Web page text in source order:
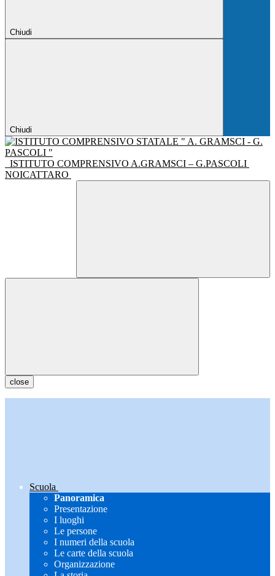
Chiudi
Chiudi
ISTITUTO COMPRENSIVO A.GRAMSCI – G.PASCOLI
NOICATTARO
close
Scuola
Panoramica
Presentazione
I luoghi
Le persone
I numeri della scuola
Le carte della scuola
Organizzazione